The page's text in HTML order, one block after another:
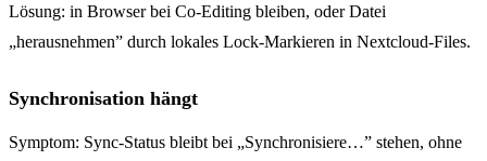
Lösung: in Browser bei Co-Editing bleiben, oder Datei
„herausnehmen” durch lokales Lock-Markieren in Nextcloud-Files.
Synchronisation hängt
Symptom: Sync-Status bleibt bei „Synchronisiere…” stehen, ohne